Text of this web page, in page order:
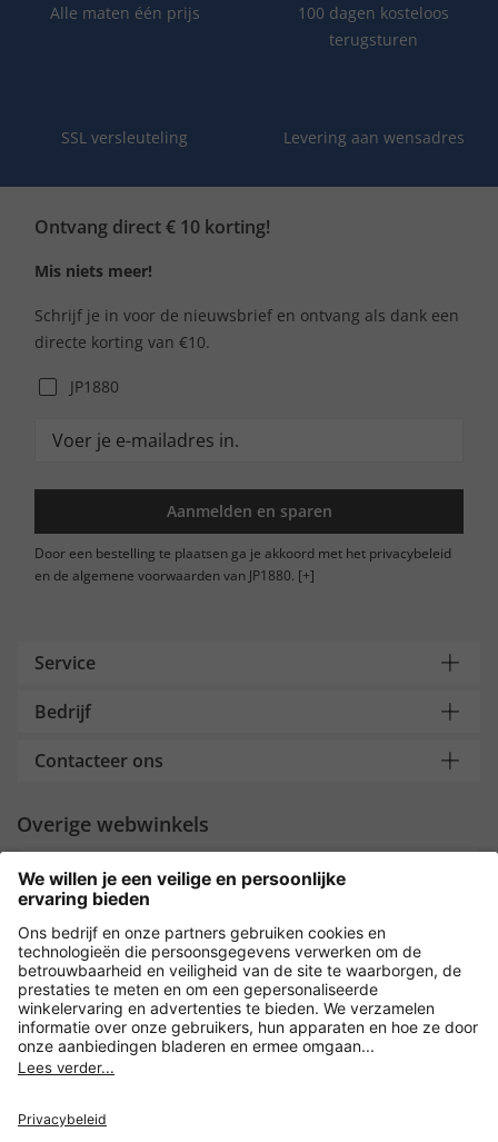
Alle maten één prijs
100 dagen kosteloos
terugsturen
SSL versleuteling Levering aan wensadres
Ontvang direct € 10 korting!
Mis niets meer!
Schrijf je in voor de nieuwsbrief en ontvang als dank een
directe korting van €10.
JP1880
Aanmelden en sparen
Door een bestelling te plaatsen ga je akkoord met het privacybeleid
en de algemene voorwaarden van JP1880. [+]
Service
Bedrijf
Contacteer ons
Overige webwinkels
Nederland
Payment and Delivery
Versleuteling met